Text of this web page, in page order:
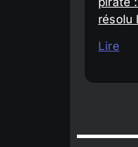
résolu
Lire